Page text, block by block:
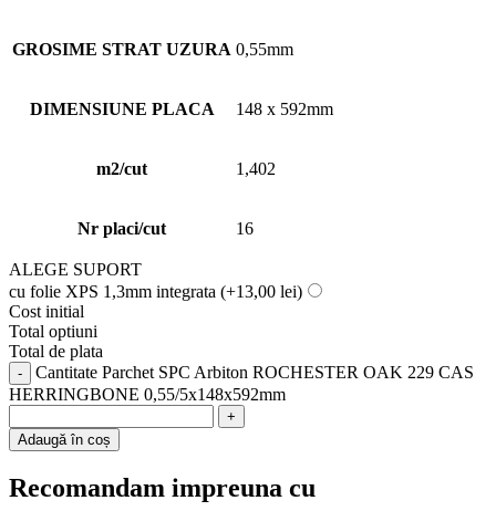
GROSIME STRAT UZURA 0,55mm
DIMENSIUNE PLACA 148 x 592mm
m2/cut 1,402
Nr placi/cut 16
ALEGE SUPORT
cu folie XPS 1,3mm integrata (+13,00 lei)
Cost initial
Total optiuni
Total de plata
Cantitate Parchet SPC Arbiton ROCHESTER OAK 229 CAS
HERRINGBONE 0,55/5x148x592mm
Adaugă în coș
Recomandam impreuna cu